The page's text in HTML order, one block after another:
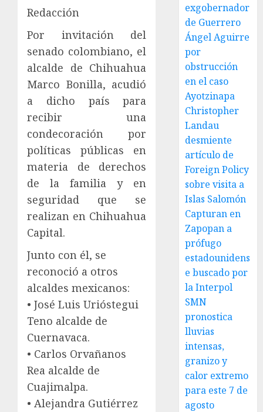
Redacción
Por invitación del
senado colombiano, el
alcalde de Chihuahua
Marco Bonilla, acudió
a dicho país para
recibir una
condecoración por
políticas públicas en
materia de derechos
de la familia y en
seguridad que se
realizan en Chihuahua
Capital.
Junto con él, se
reconoció a otros
alcaldes mexicanos:
• José Luis Urióstegui
Teno alcalde de
Cuernavaca.
• Carlos Orvañanos
Rea alcalde de
Cuajimalpa.
• Alejandra Gutiérrez
exgobernador
de Guerrero
Ángel Aguirre
por
obstrucción
en el caso
Ayotzinapa
Christopher
Landau
desmiente
artículo de
Foreign Policy
sobre visita a
Islas Salomón
Capturan en
Zapopan a
prófugo
estadounidens
e buscado por
la Interpol
SMN
pronostica
lluvias
intensas,
granizo y
calor extremo
para este 7 de
agosto